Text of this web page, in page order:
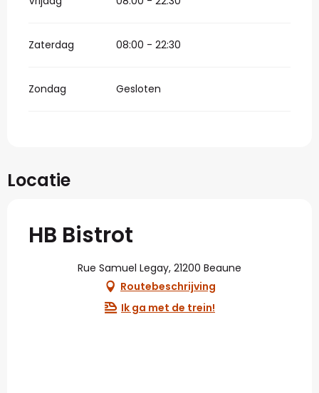
Zaterdag 08:00 - 22:30
Zondag Gesloten
Locatie
HB Bistrot
Rue Samuel Legay, 21200 Beaune
Routebeschrijving
Ik ga met de trein!